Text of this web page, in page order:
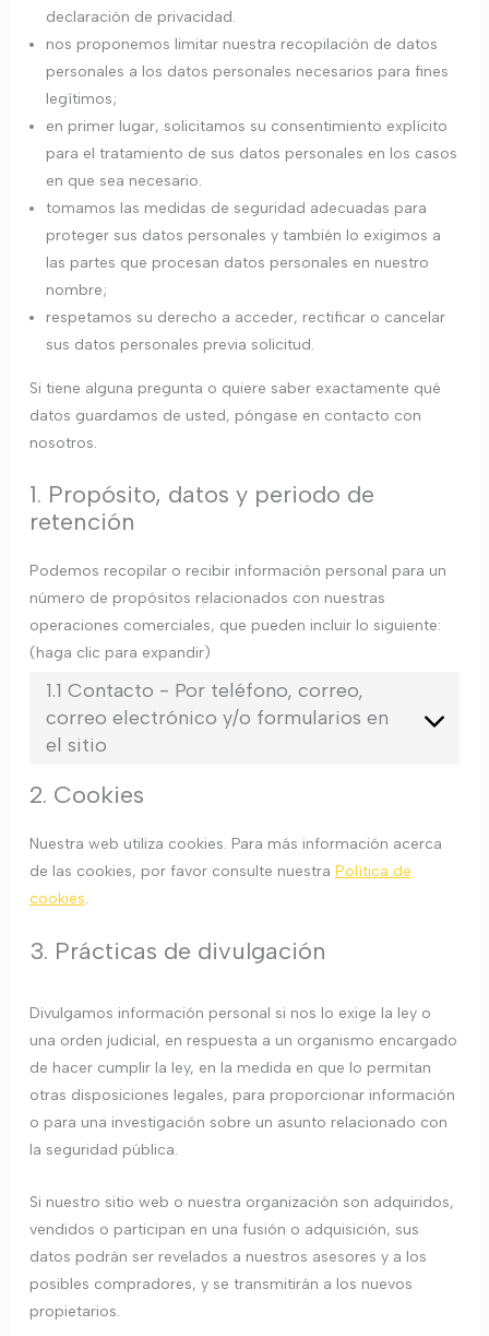
declaración de privacidad.
nos proponemos limitar nuestra recopilación de datos
personales a los datos personales necesarios para fines
legítimos;
en primer lugar, solicitamos su consentimiento explícito
para el tratamiento de sus datos personales en los casos
en que sea necesario.
tomamos las medidas de seguridad adecuadas para
proteger sus datos personales y también lo exigimos a
las partes que procesan datos personales en nuestro
nombre;
respetamos su derecho a acceder, rectificar o cancelar
sus datos personales previa solicitud.
Si tiene alguna pregunta o quiere saber exactamente qué
datos guardamos de usted, póngase en contacto con
nosotros.
1. Propósito, datos y periodo de
retención
Podemos recopilar o recibir información personal para un
número de propósitos relacionados con nuestras
operaciones comerciales, que pueden incluir lo siguiente:
(haga clic para expandir)
1.1 Contacto - Por teléfono, correo,
correo electrónico y/o formularios en
el sitio
2. Cookies
Nuestra web utiliza cookies. Para más información acerca
de las cookies, por favor consulte nuestra Política de
cookies.
3. Prácticas de divulgación
Divulgamos información personal si nos lo exige la ley o
una orden judicial, en respuesta a un organismo encargado
de hacer cumplir la ley, en la medida en que lo permitan
otras disposiciones legales, para proporcionar información
o para una investigación sobre un asunto relacionado con
la seguridad pública.
Si nuestro sitio web o nuestra organización son adquiridos,
vendidos o participan en una fusión o adquisición, sus
datos podrán ser revelados a nuestros asesores y a los
posibles compradores, y se transmitirán a los nuevos
propietarios.